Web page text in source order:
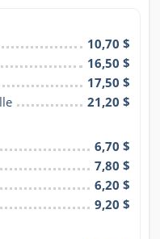
10,70 $
16,50 $
17,50 $
21,20 $
6,70 $
7,80 $
6,20 $
9,20 $